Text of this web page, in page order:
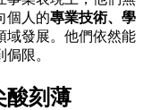
個人的專業技術、學
域發展。他們依然能
限。
酸刻薄